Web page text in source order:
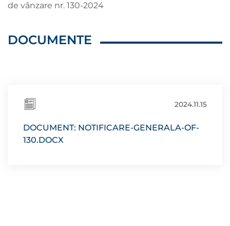
de vânzare nr. 130-2024
DOCUMENTE
2024.11.15
DOCUMENT: NOTIFICARE-GENERALA-OF-
130.DOCX